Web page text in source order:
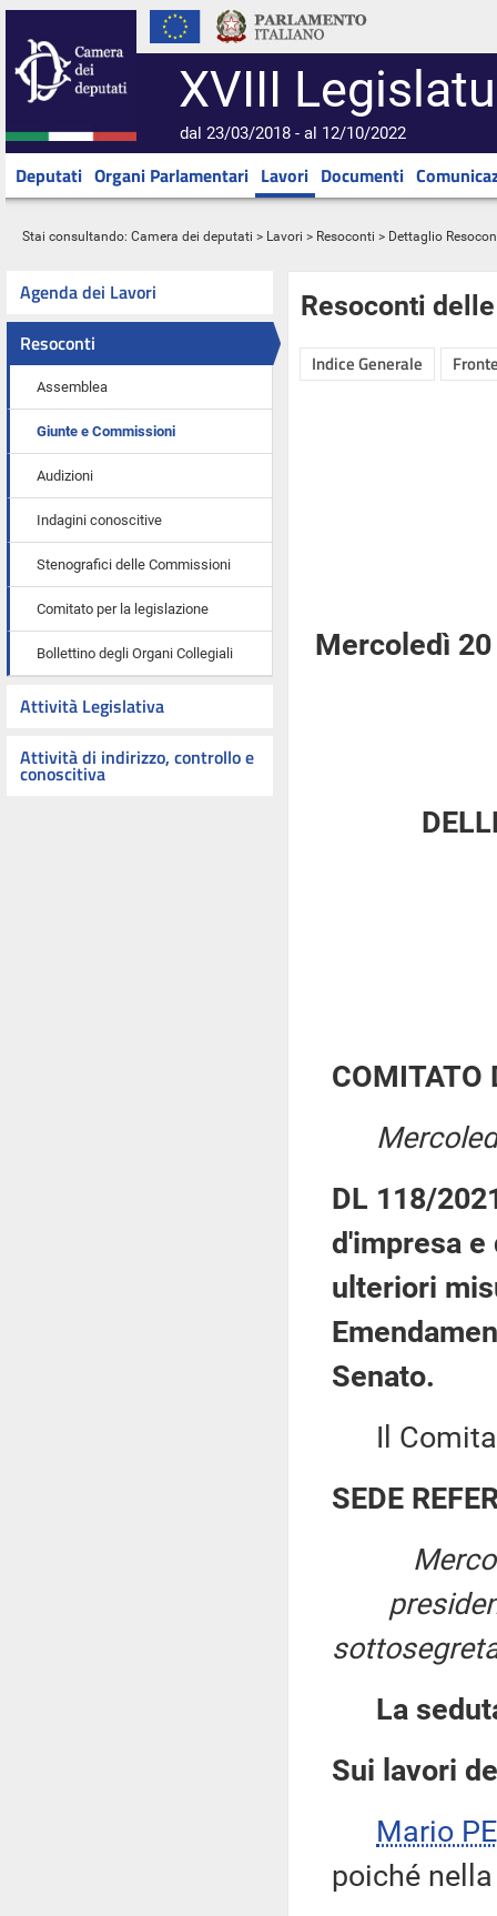
XVIII
dal 23/03/2018 - al 12/10/2022
Deputati Organi Parlamentari Lavori Documenti
Stai consultando: Camera dei deputati > Lavori > Resoconti > Dettaglio
Agenda dei Lavori
Resoconti
Assemblea
Giunte e Commissioni
Audizioni
Indagini conoscitive
Stenografici delle Commissioni
Comitato per la legislazione
Bollettino degli Organi Collegiali
Attività Legislativa
Attività di indirizzo, controllo e
conoscitiva
Resoconti
Indice Generale
Mercoledì
COMITATO
DL 118/
d'impresa e
ulteriori
Senato.
Il
SEDE
La
Sui lavori
Mario
poiché